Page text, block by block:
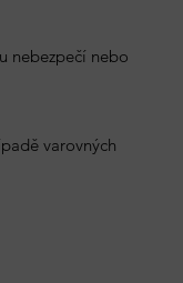
nebezpečí nebo
varovných